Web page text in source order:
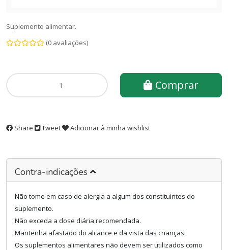
Suplemento alimentar.
(0 avaliações)
Comprar
Share Tweet Adicionar à minha wishlist
Contra-indicações
Não tome em caso de alergia a algum dos constituintes do
suplemento.
Não exceda a dose diária recomendada.
Mantenha afastado do alcance e da vista das crianças.
Os suplementos alimentares não devem ser utilizados como